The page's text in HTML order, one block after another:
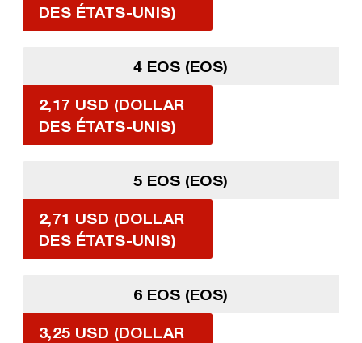
DES ÉTATS-UNIS)
4 EOS (EOS)
2,17 USD (DOLLAR
DES ÉTATS-UNIS)
5 EOS (EOS)
2,71 USD (DOLLAR
DES ÉTATS-UNIS)
6 EOS (EOS)
3,25 USD (DOLLAR